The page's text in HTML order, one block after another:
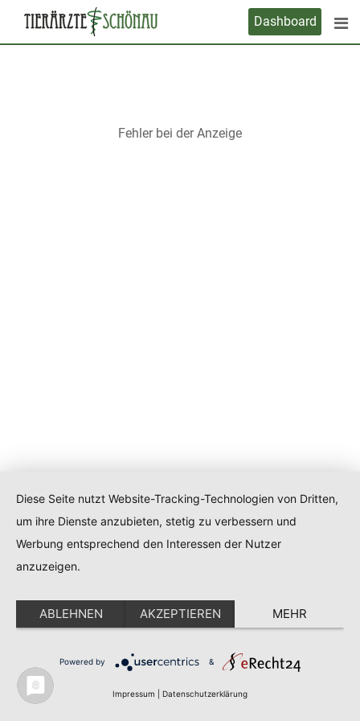
Dashboard
Fehler bei der Anzeige
Diese Seite nutzt Website-Tracking-Technologien von Dritten,
um ihre Dienste anzubieten, stetig zu verbessern und
Werbung entsprechend den Interessen der Nutzer
anzuzeigen.
ABLEHNEN AKZEPTIEREN MEHR
Powered by &
Impressum Datenschutzerklärung